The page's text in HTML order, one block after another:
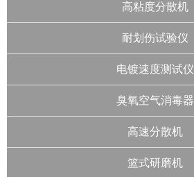
高粘度分散机
耐划伤试验仪
电镀速度测试仪
臭氧空气消毒器
高速分散机
篮式研磨机